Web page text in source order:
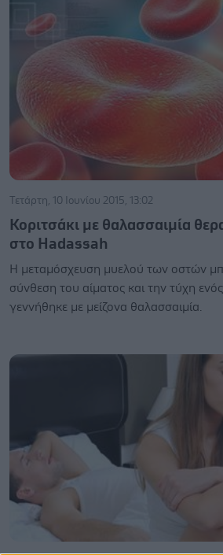
Τετάρτη, 10 Ιουνίου 2015, 13:02
Κοριτσάκι με θαλασσαιμία
στο Hadassah
Η μεταμόσχευση μυελού των οστών
σύνθεση του αίματος και την τύχη
γεννήθηκε με μείζονα θαλασσαιμία.